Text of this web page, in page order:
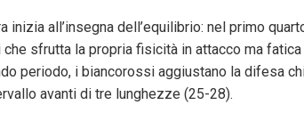
inizia all’insegna dell’equilibrio: nel primo
che sfrutta la propria fisicità in attacco ma
periodo, i biancorossi aggiustano la difesa
avanti di tre lunghezze (25-28).